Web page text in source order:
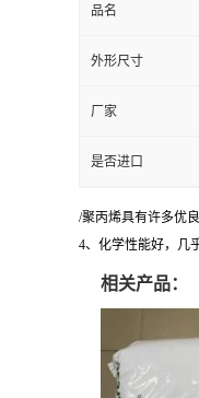
品名
外形尺寸
厂家
是否进口
/聚丙烯具有许多优
4、化学性能好，几
相关产品：